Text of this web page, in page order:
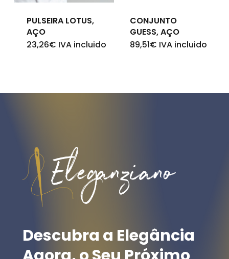
PULSEIRA LOTUS,
AÇO
23,26€ IVA incluido
CONJUNTO
GUESS, AÇO
89,51€ IVA incluido
Descubra a Elegância